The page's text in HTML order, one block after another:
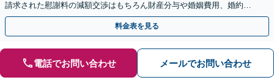
請求された慰謝料の減額交渉はもちろん財産分与や婚姻費用、婚約破
棄など様々な離婚・男女問題の解決実績が豊富です。
料金表を見る
電話でお問い合わせ メールでお問い合わせ